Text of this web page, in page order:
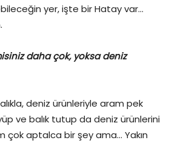
yer, işte bir Hatay var…
daha çok, yoksa deniz
deniz ürünleriyle aram pek
ve balık tutup da deniz ürünlerini
çok aptalca bir şey ama… Yakın